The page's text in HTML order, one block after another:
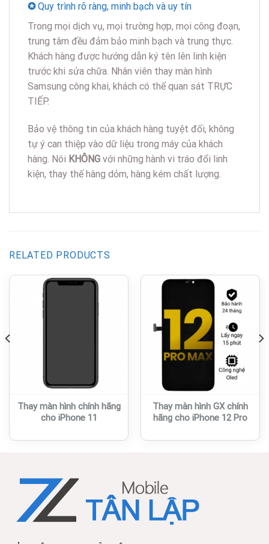
✪Quy trình rõ ràng, minh bạch và uy tín
Trong mọi dịch vụ, mọi trường hợp, mọi công đoạn,
trung tâm đều đảm bảo minh bạch và trung thực.
Khách hàng được hướng dẫn ký tên lên linh kiện
trước khi sửa chữa. Nhân viên thay màn hình
Samsung công khai, khách có thể quan sát TRỰC
TIẾP.
Bảo vệ thông tin của khách hàng tuyệt đối, không
tự ý can thiệp vào dữ liệu trong máy của khách
hàng. Nói KHÔNG với những hành vi tráo đổi linh
kiện, thay thế hàng dỏm, hàng kém chất lượng.
RELATED PRODUCTS
Thay màn hình chính hãng
cho iPhone 11
Thay màn hình GX chính
hãng cho iPhone 12 Pro